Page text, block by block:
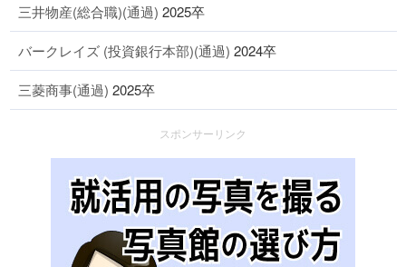
三井物産(総合職)(通過) 2025卒
バークレイズ (投資銀行本部)(通過) 2024卒
三菱商事(通過) 2025卒
スポンサーリンク